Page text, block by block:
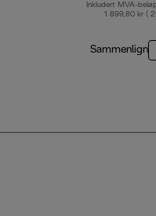
Inkludert MVA-
1 899,80 kr (
Sammenlign